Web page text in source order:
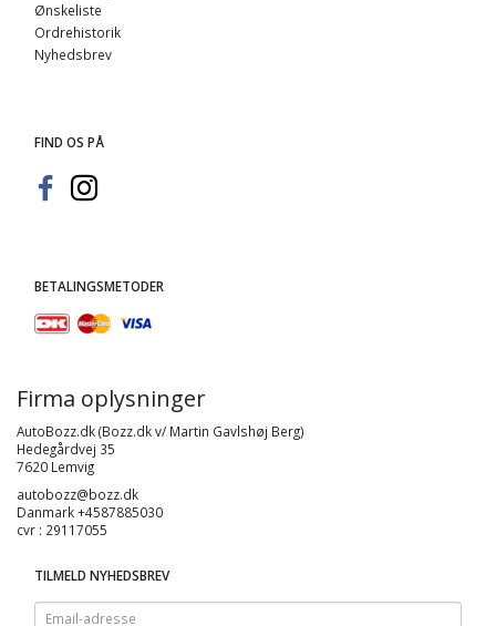
Ønskeliste
Ordrehistorik
Nyhedsbrev
FIND OS PÅ
BETALINGSMETODER
Firma oplysninger
AutoBozz.dk (Bozz.dk v/ Martin Gavlshøj Berg)
Hedegårdvej 35
7620 Lemvig
autobozz@bozz.dk
Danmark +4587885030
cvr : 29117055
TILMELD NYHEDSBREV
Email-